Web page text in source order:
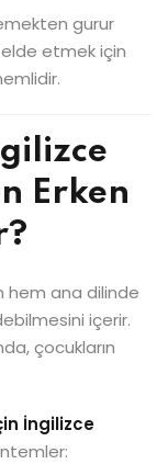
gurur
elde etmek için
Erken
hem ana dilinde
içerir.
çocukların
İngilizce